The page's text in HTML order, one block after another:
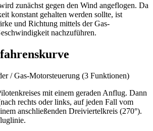
zunächst gegen den Wind angeflogen. Da
konstant gehalten werden sollte, ist
und Richtung mittels der Gas-
nachzuführen.
/ Gas-Motorsteuerung (3 Funktionen)
mit einem geraden Anflug. Dann
rechts oder links, auf jeden Fall vom
anschließenden Dreiviertelkreis (270°).